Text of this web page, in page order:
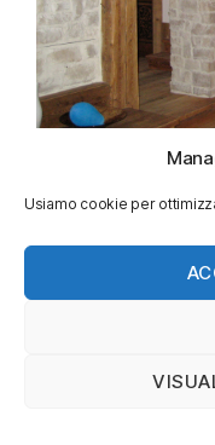
Usiamo cookie per